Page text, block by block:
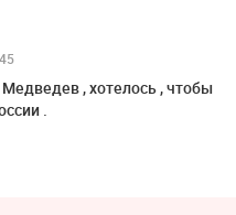
, хотелось , чтобы
.